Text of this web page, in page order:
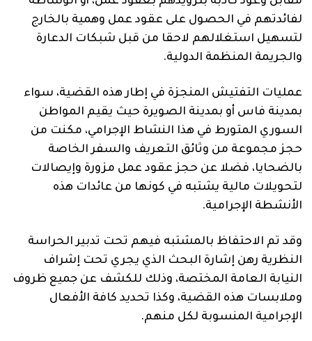
لفائدتهم في الحصول على عقود عمل وهمية بالخارج
لتسهيل استغلالهم لاحقا من قبل شبكات الدعارة
والجريمة المنظمة الدولية.
عمليات التفتيش المنجزة في إطار هذه القضية، سواء
بمدينة فاس أو بمدينة الصويرة حيث يقيم المواطن
السوري المتورط في هذا النشاط الإجرامي، مكنت من
حجز مجموعة من وثائق التعريف والسفر الخاصة
بالضحايا، فضلا عن حجز عقود عمل مزورة وإيصالات
لتحويلات مالية يشتبه في كونها من عائدات هذه
الأنشطة الإجرامية.
وقد تم الاحتفاظ بالمشتبه فيهم تحت تدبير الحراسة
النظرية رهن إشارة البحث الذي يجري تحت إشراف
النيابة العامة المختصة، وذلك للكشف عن جميع ظروف
وملابسات هذه القضية، وكذا تحديد كافة الأفعال
الإجرامية المنسوبة لكل منهم.